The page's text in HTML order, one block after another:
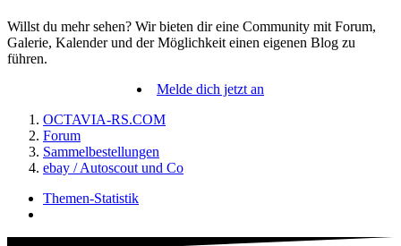
Willst du mehr sehen? Wir bieten dir eine Community mit Forum,
Galerie, Kalender und der Möglichkeit einen eigenen Blog zu
führen.
Melde dich jetzt an
OCTAVIA-RS.COM
Forum
Sammelbestellungen
ebay / Autoscout und Co
Themen-Statistik